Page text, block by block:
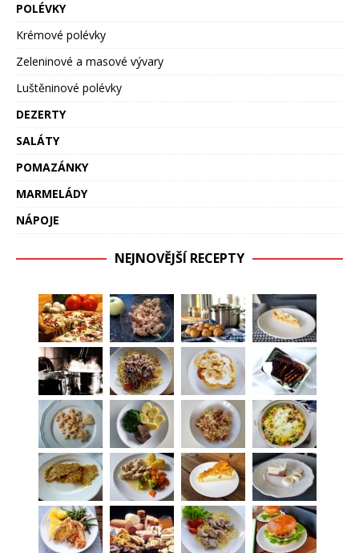
POLÉVKY
Krémové polévky
Zeleninové a masové vývary
Luštěninové polévky
DEZERTY
SALÁTY
POMAZÁNKY
MARMELÁDY
NÁPOJE
NEJNOVĚJŠÍ RECEPTY